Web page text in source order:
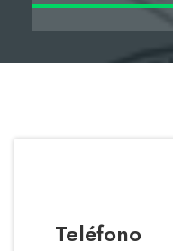
Teléfono